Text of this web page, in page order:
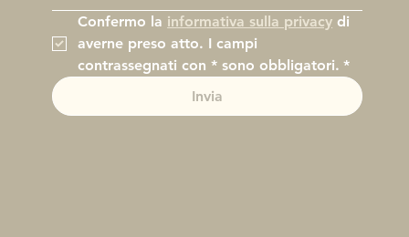
Confermo la informativa sulla privacy di
averne preso atto. I campi
contrassegnati con * sono obbligatori. *
Invia